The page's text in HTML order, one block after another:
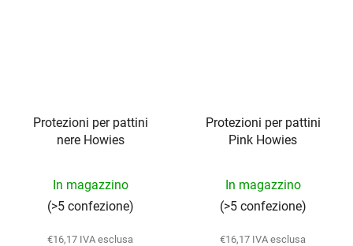
Protezioni per pattini
nere Howies
valutazione
media
del
In magazzino
(>5 confezione)
€16,17 IVA esclusa
Protezioni per pattini
Pink Howies
In magazzino
(>5 confezione)
€16,17 IVA esclusa